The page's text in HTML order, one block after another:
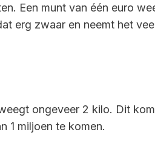
Een munt van één euro
erg zwaar en neemt het
ongeveer 2 kilo. Dit
1 miljoen te komen.